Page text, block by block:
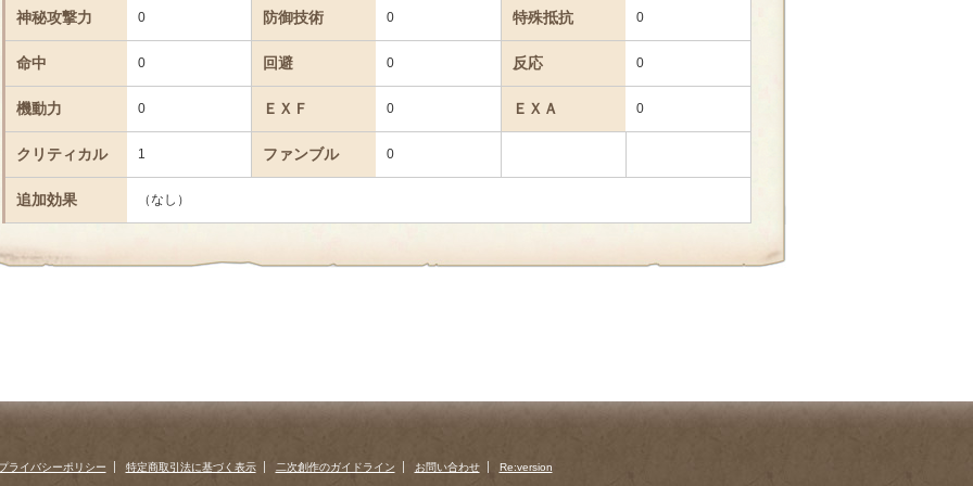
神秘攻撃力 0 防御技術 0 特殊抵抗 0
命中 0 回避 0 反応 0
機動力 0 ＥＸＦ 0 ＥＸＡ 0
クリティカル 1 ファンブル 0
追加効果 （なし）
ライバシーポリシー 特定商取引法に基づく表示 二次創作のガイドライン お問い合わせ Re:version